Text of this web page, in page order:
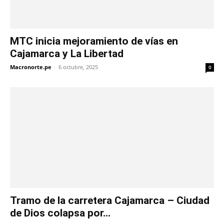
MTC inicia mejoramiento de vías en
Cajamarca y La Libertad
Macronorte.pe - 6 octubre, 2025 0
Tramo de la carretera Cajamarca – Ciudad
de Dios colapsa por...